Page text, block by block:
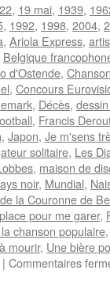
, 19 mai, 1939,
, 1992, 1998, 2004,
, Ariola Express,
Belgique
d'Ostende,
, Concours
, Décès,
, Francis
, Japon, Je m'sens
solitaire, Les
, maison de
noir, Mundial,
la Couronne de
pour me garer,
chanson populaire
mourir, Une bière
| Commentaires